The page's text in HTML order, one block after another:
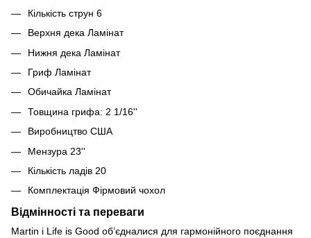
Кількість струн 6
Верхня дека Ламінат
Нижня дека Ламінат
Гриф Ламінат
Обичайка Ламінат
Товщина грифа: 2 1/16''
Виробництво США
Мензура 23''
Кількість ладів 20
Комплектація Фірмовий чохол
Відмінності та переваги
Martin і Life is Good об’єдналися для гармонійного поєднання